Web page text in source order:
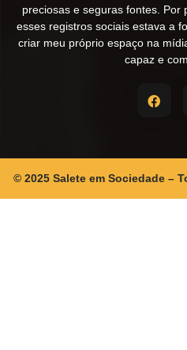
preciosas e seguras fontes. Por
esses registros sociais estava a
criar meu próprio espaço na
capaz e
© 2025 Salete em Sociedade –